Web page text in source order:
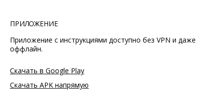
ПРИЛОЖЕНИЕ
Приложение с инструкциями доступно без VPN и даже
оффлайн.
Скачать в Google Play
Скачать APK напрямую